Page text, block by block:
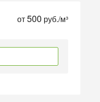
от500 руб./м³